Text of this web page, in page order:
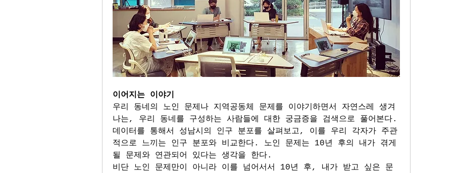
이어지는 이야기
우리 동네의 노인 문제나 지역공동체 문제를 이야기하면서 자연스레 생겨
나는, 우리 동네를 구성하는 사람들에 대한 궁금증을 검색으로 풀어본다.
데이터를 통해서 성남시의 인구 분포를 살펴보고, 이를 우리 각자가 주관
적으로 느끼는 인구 분포와 비교한다. 노인 문제는 10년 후의 내가 겪게
될 문제와 연관되어 있다는 생각을 한다.
비단 노인 문제만이 아니라 이를 넘어서서 10년 후, 내가 받고 싶은 문